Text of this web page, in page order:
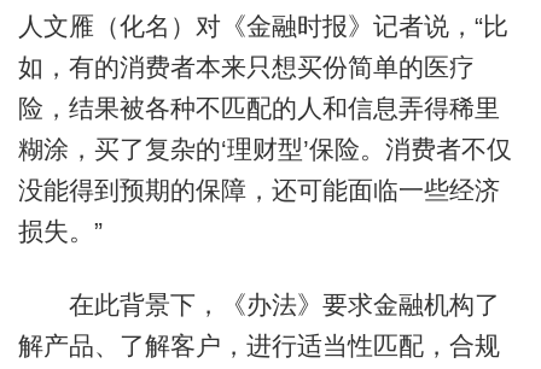
人文雁（化名）对《金融时报》记者说，“比
如，有的消费者本来只想买份简单的医疗
险，结果被各种不匹配的人和信息弄得稀里
糊涂，买了复杂的‘理财型’保险。消费者不仅
没能得到预期的保障，还可能面临一些经济
损失。”
在此背景下，《办法》要求金融机构了
解产品、了解客户，进行适当性匹配，合规